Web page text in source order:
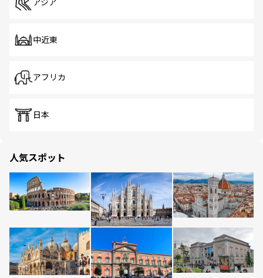
アジア
中近東
アフリカ
日本
人気スポット